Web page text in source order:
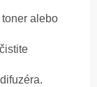
alebo